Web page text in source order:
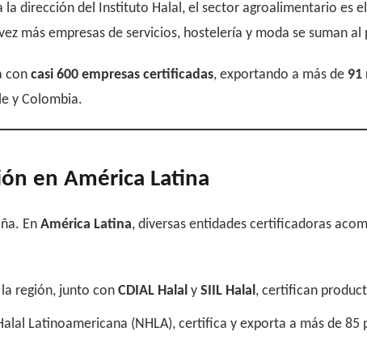
la dirección del Instituto Halal, el sector agroalimentario es
más empresas de servicios, hostelería y moda se suman al
con casi 600 empresas certificadas, exportando a más de 91
y Colombia.
en América Latina
En América Latina, diversas entidades certificadoras
región, junto con CDIAL Halal y SIIL Halal , certifican
Latinoamericana (NHLA), certifica y exporta a más de 85